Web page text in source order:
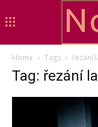
Home Tags řezání
Tag: řezání